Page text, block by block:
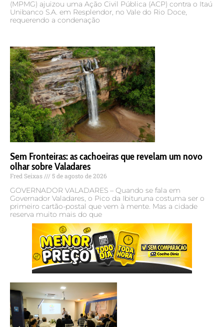
(MPMG) ajuizou uma Ação Civil Pública (ACP) contra o Itaú
Unibanco S.A. em Resplendor, no Vale do Rio Doce,
requerendo a condenação
Sem Fronteiras: as cachoeiras que revelam um novo
olhar sobre Valadares
Fred Seixas 5 de agosto de 2026
GOVERNADOR VALADARES – Quando se fala em
Governador Valadares, o Pico da Ibituruna costuma ser o
primeiro cartão-postal que vem à mente. Mas a cidade
reserva muito mais do que